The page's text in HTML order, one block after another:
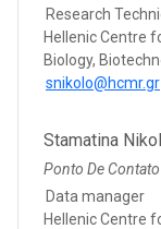
Research
Hellenic Centre
Biology,
snikolo@hcmr.gr
Stamatina
Ponto De Contato
Data manager
Hellenic Centre